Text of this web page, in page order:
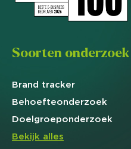
Soorten onderzoek
Brand tracker
Behoefteonderzoek
Doelgroeponderzoek
Bekijk alles